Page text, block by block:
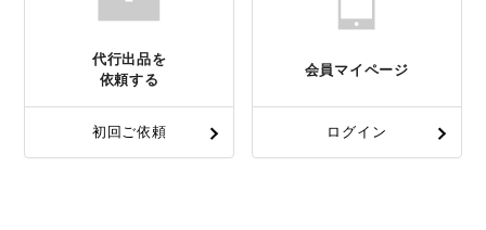
代行出品を
依頼する
初回ご依頼
会員マイページ
ログイン